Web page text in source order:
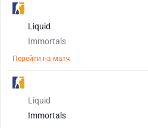
Liquid
Immortals
Перейти на матч
Liquid
Immortals